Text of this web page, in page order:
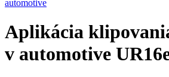
automotive
Aplikácia
v automotive